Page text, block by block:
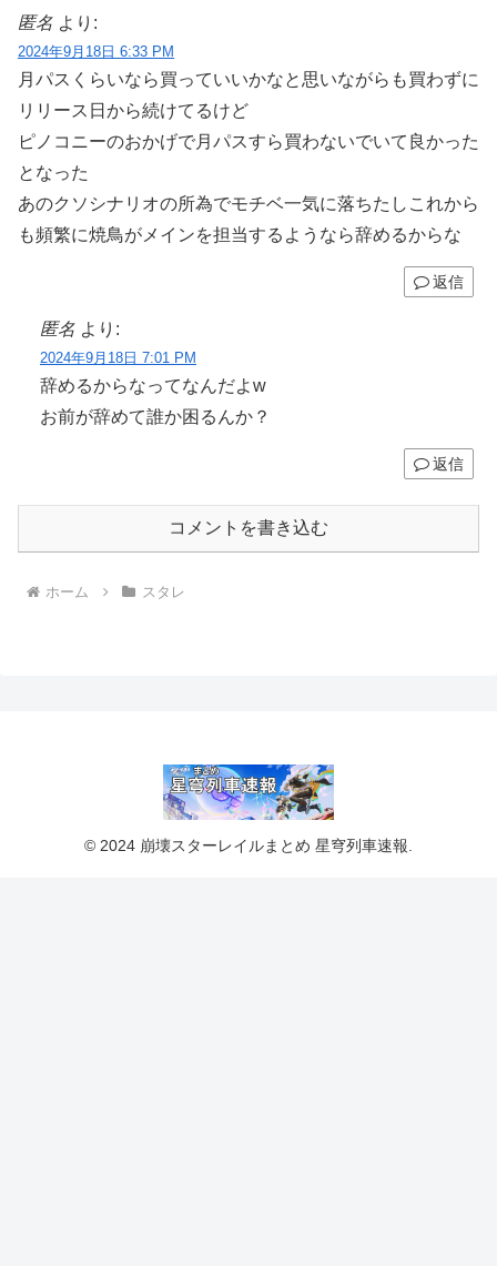
匿名 より:
2024年9月18日 6:33 PM
月パスくらいなら買っていいかなと思いながらも買わずに
リリース日から続けてるけど
ピノコニーのおかげで月パスすら買わないでいて良かった
となった
あのクソシナリオの所為でモチベ一気に落ちたしこれから
も頻繁に焼鳥がメインを担当するようなら辞めるからな
返信
匿名 より:
2024年9月18日 7:01 PM
辞めるからなってなんだよw
お前が辞めて誰か困るんか？
返信
コメントを書き込む
ホーム スタレ
© 2024 崩壊スターレイルまとめ 星穹列車速報.